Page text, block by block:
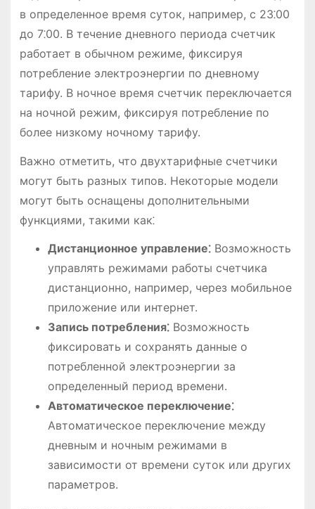
в определенное время суток, например, с 23⁚00
до 7⁚00. В течение дневного периода счетчик
работает в обычном режиме, фиксируя
потребление электроэнергии по дневному
тарифу. В ночное время счетчик переключается
на ночной режим, фиксируя потребление по
более низкому ночному тарифу.
Важно отметить, что двухтарифные счетчики
могут быть разных типов. Некоторые модели
могут быть оснащены дополнительными
функциями, такими как⁚
Дистанционное управление⁚Возможность
управлять режимами работы счетчика
дистанционно, например, через мобильное
приложение или интернет.
Запись потребления⁚Возможность
фиксировать и сохранять данные о
потребленной электроэнергии за
определенный период времени.
Автоматическое переключение⁚
Автоматическое переключение между
дневным и ночным режимами в
зависимости от времени суток или других
параметров.